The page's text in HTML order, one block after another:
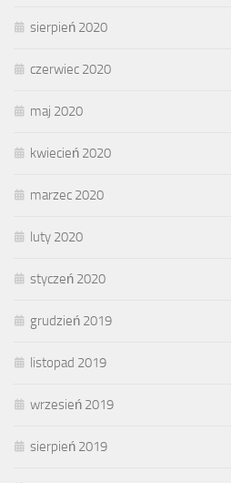
sierpień 2020
czerwiec 2020
maj 2020
kwiecień 2020
marzec 2020
luty 2020
styczeń 2020
grudzień 2019
listopad 2019
wrzesień 2019
sierpień 2019